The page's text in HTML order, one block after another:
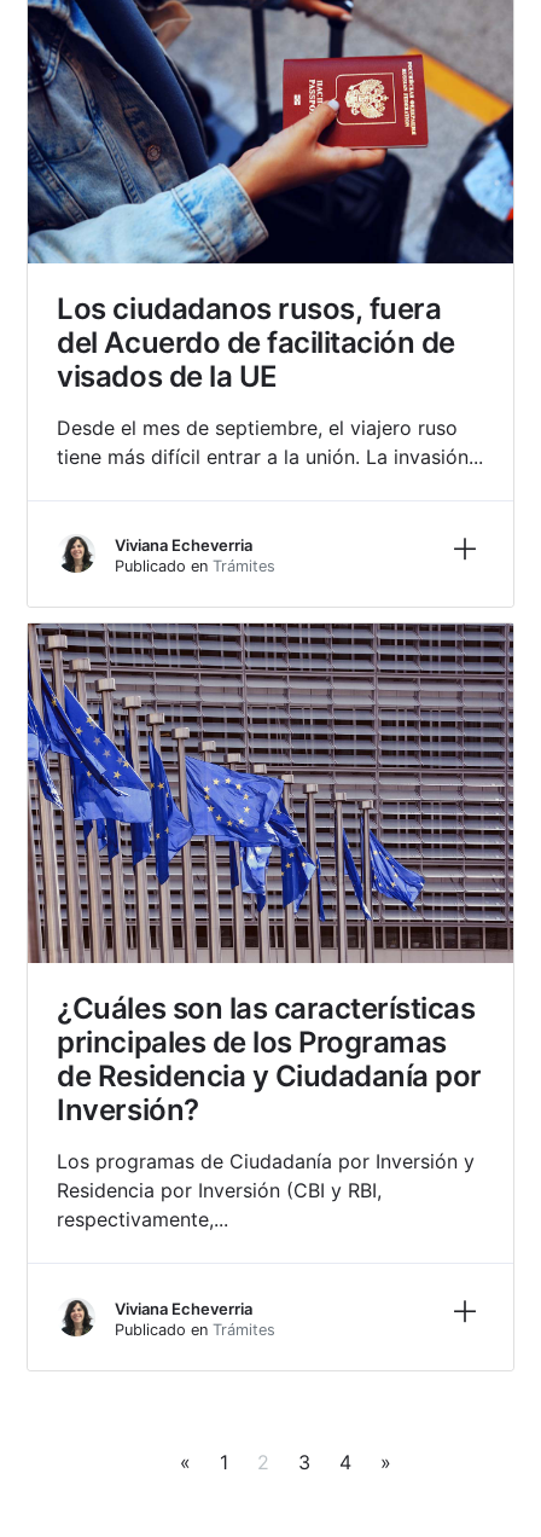
Los ciudadanos rusos, fuera
del Acuerdo de facilitación de
visados de la UE
Desde el mes de septiembre, el viajero ruso
tiene más difícil entrar a la unión. La invasión...
Viviana Echeverria
Publicado enTrámites
¿Cuáles son las características
principales de los Programas
de Residencia y Ciudadanía por
Inversión?
Los programas de Ciudadanía por Inversión y
Residencia por Inversión (CBI y RBI,
respectivamente,...
Viviana Echeverria
Publicado enTrámites
« 1 2 3 4 »